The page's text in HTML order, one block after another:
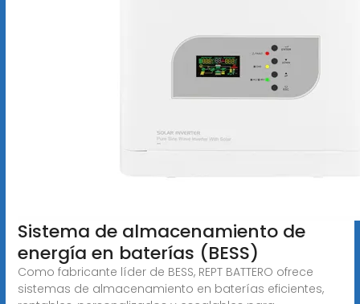
Sistema de almacenamiento de
energía en baterías (BESS)
Como fabricante líder de BESS, REPT BATTERO ofrece
sistemas de almacenamiento en baterías eficientes,